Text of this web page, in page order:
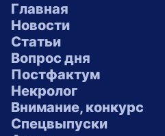
Главная
Новости
Статьи
Вопрос дня
Постфактум
Некролог
Внимание, конкурс
Спецвыпуски